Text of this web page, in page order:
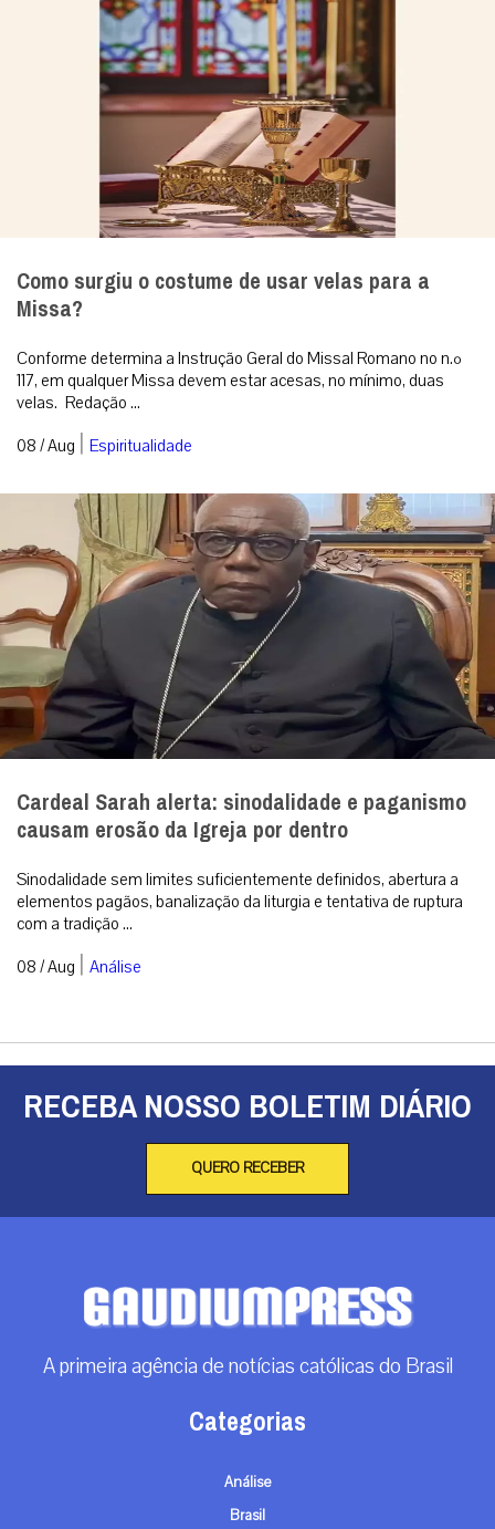
Conforme determina a Instrução Geral do Missal Romano no n.º
117, em qualquer Missa devem estar acesas, no mínimo, duas
velas. Redação ...
Espiritualidade
Cardeal Sarah alerta: sinodalidade e paganismo
causam erosão da Igreja por dentro
Sinodalidade sem limites suficientemente definidos, abertura a
elementos pagãos, banalização da liturgia e tentativa de ruptura
com a tradição ...
08 / Aug |
RECEBA NOSSO BOLETIM DIÁRIO
QUERO RECEBER
Categorias
Análise
Brasil
Não categorizado
Contato